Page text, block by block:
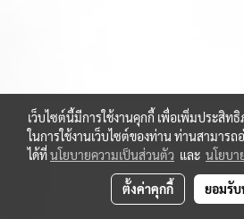
เว็บไซต์นี้มีการใช้งานคุกกี้ เพื่อเพิ่มประสิ
ในการใช้งานเว็บไซต์ของท่าน ท่านสามารถ
ได้ที่นโยบายความเป็นส่วนตัว และ นโยบา
ตั้งค่าคุกกี้ ยอมรั